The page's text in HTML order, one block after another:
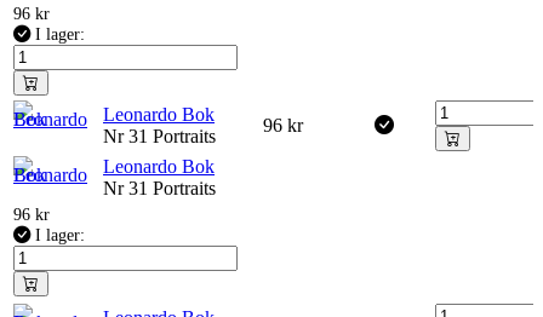
96 kr
I lager:
Leonardo Bok
Nr 31 Portraits
96 kr
Leonardo Bok
Nr 31 Portraits
96 kr
I lager: